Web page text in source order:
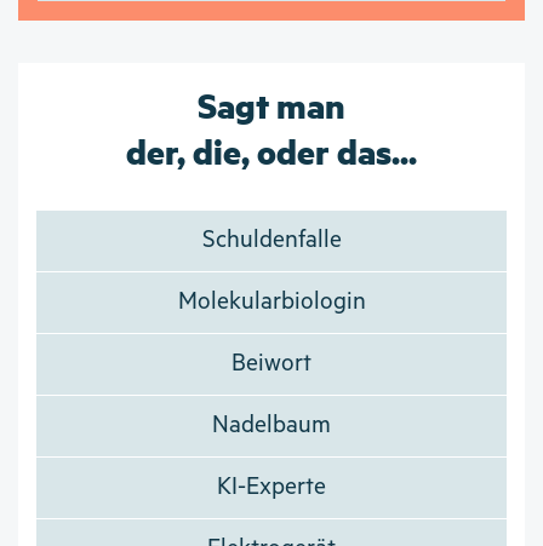
Sagt man
der, die, oder das...
Schuldenfalle
Molekularbiologin
Beiwort
Nadelbaum
KI-Experte